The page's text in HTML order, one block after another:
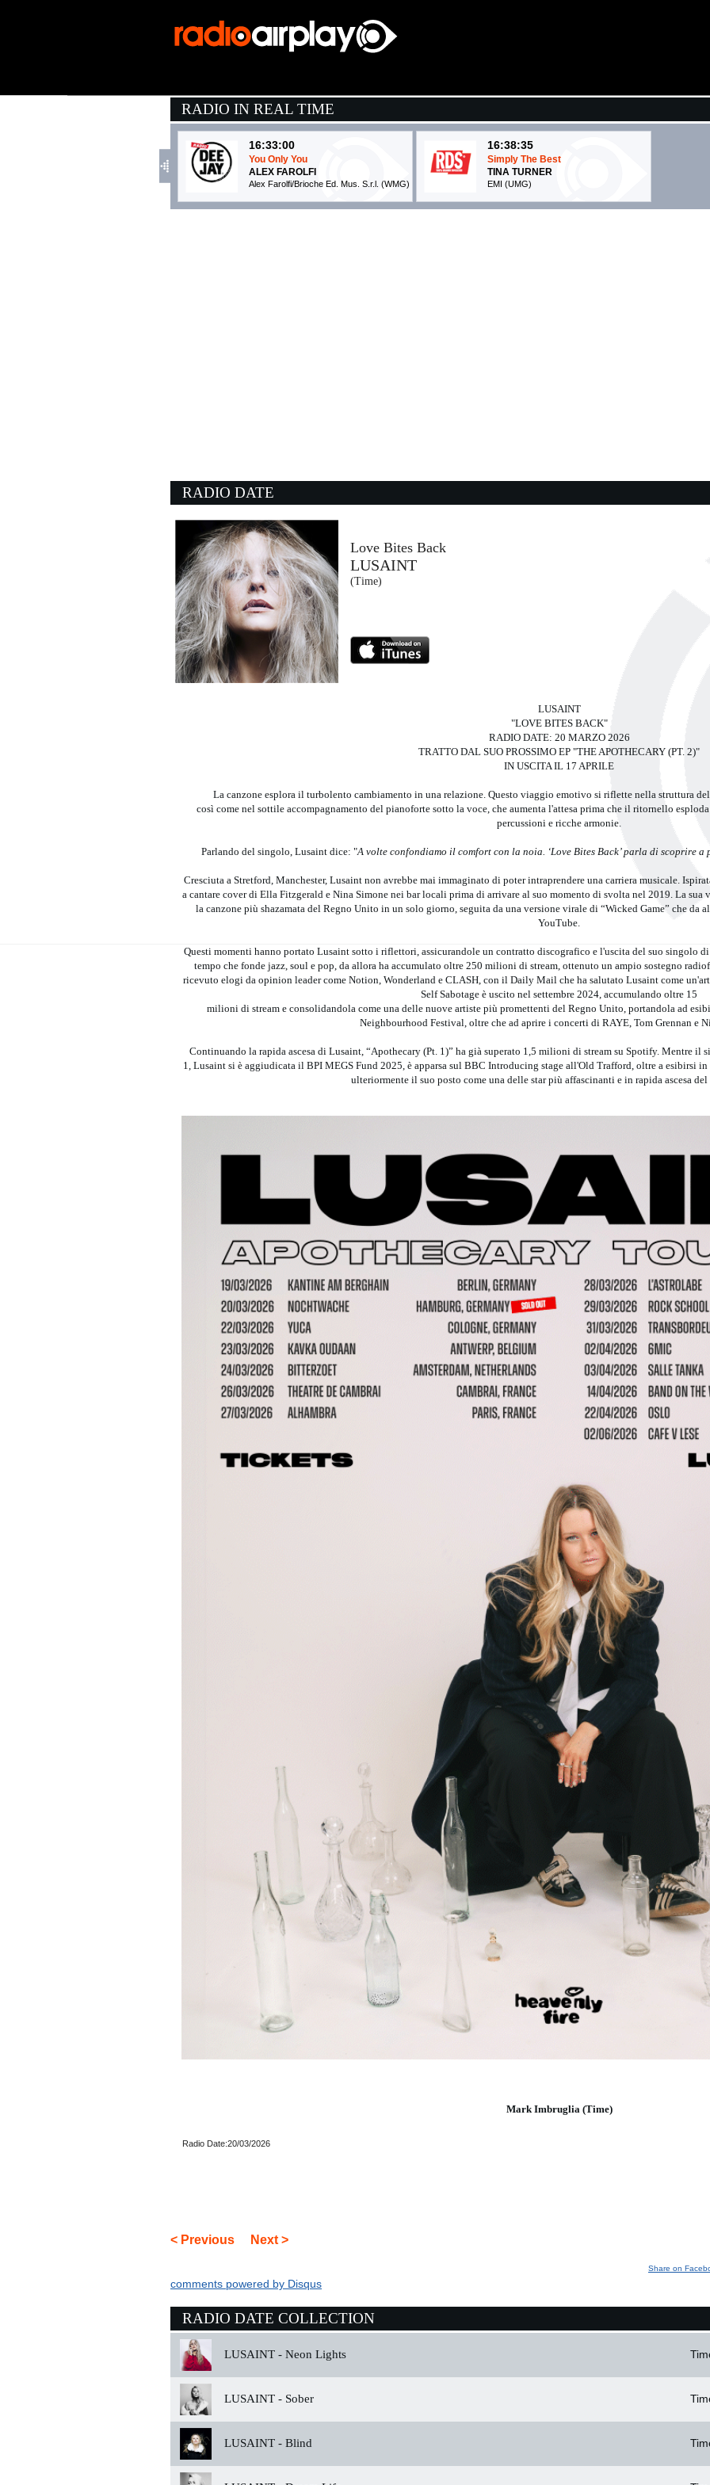
RADIO IN REAL TIME
16:33:00
You Only You
ALEX FAROLFI
Alex Farolfi/Brioche Ed. Mus. S.r.l. (WMG)
16:38:35
Simply The Best
TINA TURNER
EMI (UMG)
16:36:45
PAUL McCARTNEY
EMI (UMG)
16:36:31
Oh My
LUUDE & ISSEY CROSS ...
Warner Music Uk (WMG)
RADIO DATE
Love Bites Back
LUSAINT
(Time)
LUSAINT
"LOVE BITES BACK"
RADIO DATE: 20 MARZO 2026
TRATTO DAL SUO PROSSIMO EP "THE APOTHECARY (PT. 2)"
IN USCITA IL 17 APRILE
La canzone esplora il turbolento cambiamento in una relazione. Questo viaggio emotivo si riflette nella struttura
così come nel sottile accompagnamento del pianoforte sotto la voce, che aumenta l'attesa prima che il ritornello
percussioni e ricche armonie.
Parlando del singolo, Lusaint dice: "A volte confondiamo il comfort con la noia. ‘Love Bites Back’ parla di scoprire a
Cresciuta a Stretford, Manchester, Lusaint non avrebbe mai immaginato di poter intraprendere una carriera musicale.
a cantare cover di Ella Fitzgerald e Nina Simone nei bar locali prima di arrivare al suo momento di svolta nel 2019. La sua
la canzone più shazamata del Regno Unito in un solo giorno, seguita da una versione virale di “Wicked Game” che da
YouTube.
Questi momenti hanno portato Lusaint sotto i riflettori, assicurandole un contratto discografico e l'uscita del suo singolo di
tempo che fonde jazz, soul e pop, da allora ha accumulato oltre 250 milioni di stream, ottenuto un ampio sostegno
ricevuto elogi da opinion leader come Notion, Wonderland e CLASH, con il Daily Mail che ha salutato Lusaint come
Self Sabotage è uscito nel settembre 2024, accumulando oltre 15
milioni di stream e consolidandola come una delle nuove artiste più promettenti del Regno Unito, portandola ad
Neighbourhood Festival, oltre che ad aprire i concerti di RAYE, Tom Grennan e
Continuando la rapida ascesa di Lusaint, “Apothecary (Pt. 1)” ha già superato 1,5 milioni di stream su Spotify. Mentre il
1, Lusaint si è aggiudicata il BPI MEGS Fund 2025, è apparsa sul BBC Introducing stage all'Old Trafford, oltre a esibirsi
ulteriormente il suo posto come una delle star più affascinanti e in rapida ascesa del
Mark Imbruglia (Time)
Radio Date:20/03/2026
< Previous Next >
Share on
comments powered by Disqus
RADIO DATE COLLECTION
LUSAINT - Neon Lights
LUSAINT - Sober
LUSAINT - Blind